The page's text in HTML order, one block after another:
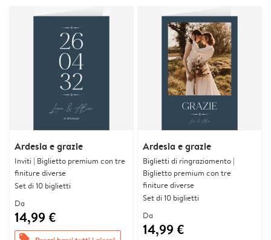
Ardesia e grazie
Inviti | Biglietto premium con tre
finiture diverse
Set di 10 biglietti
Da
14,99 €
Ardesia e grazie
Biglietti di ringraziamento |
Biglietto premium con tre
finiture diverse
Set di 10 biglietti
Da
14,99 €